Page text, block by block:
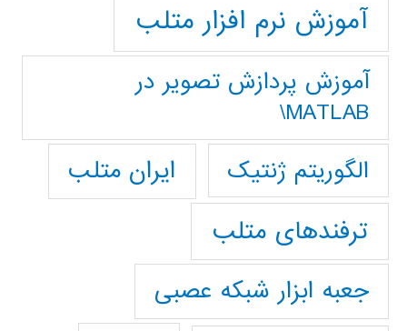
آموزش نرم افزار متلب
آموزش پردازش تصوير در
MATLAB\
الگوریتم ژنتیک
ایران متلب
ترفندهای متلب
جعبه ابزار شبکه عصبی